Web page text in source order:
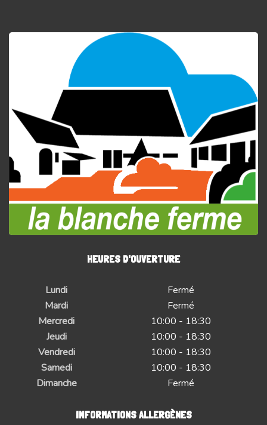
HEURES D'OUVERTURE
Lundi
Fermé
Mardi
Fermé
Mercredi
10:00 - 18:30
Jeudi
10:00 - 18:30
Vendredi
10:00 - 18:30
Samedi
10:00 - 18:30
Dimanche
Fermé
INFORMATIONS ALLERGÈNES